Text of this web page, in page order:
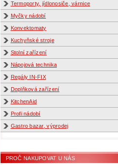
Termoporty, jídlonosiče, várnice
Myčky nádobí
Konvektomaty
Kuchyňské stroje
Stolní zařízení
Nápojová technika
Regály IN-FIX
Doplňková zařízení
KitchenAid
Profi nádobí
Gastro bazar, výprodej
PROČ NAKUPOVAT U NÁS